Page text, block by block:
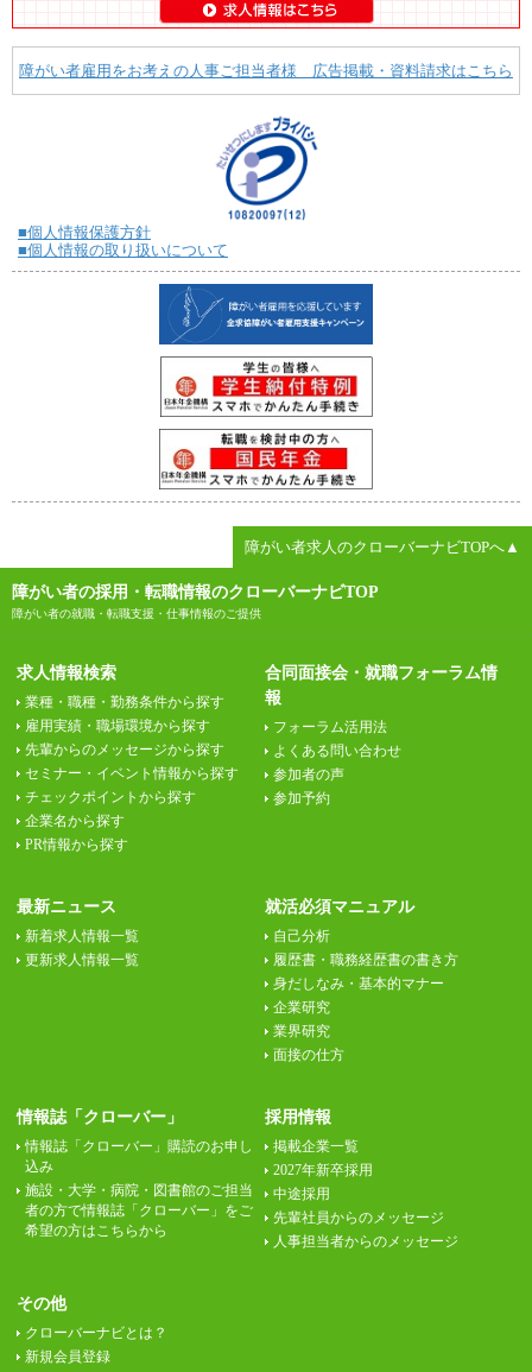
障がい者雇用をお考えの人事ご担当者様 広告掲載・資料請求はこちら
■個人情報保護方針
■個人情報の取り扱いについて
障がい者求人のクローバーナビTOPへ▲
障がい者の採用・転職情報のクローバーナビTOP
障がい者の就職・転職支援・仕事情報のご提供
求人情報検索
業種・職種・勤務条件から探す
雇用実績・職場環境から探す
先輩からのメッセージから探す
セミナー・イベント情報から探す
チェックポイントから探す
企業名から探す
PR情報から探す
合同面接会・就職フォーラム情
報
フォーラム活用法
よくある問い合わせ
参加者の声
参加予約
最新ニュース
新着求人情報一覧
更新求人情報一覧
就活必須マニュアル
自己分析
履歴書・職務経歴書の書き方
身だしなみ・基本的マナー
企業研究
業界研究
面接の仕方
情報誌「クローバー」
情報誌「クローバー」購読のお申し
込み
施設・大学・病院・図書館のご担当
者の方で情報誌「クローバー」をご
希望の方はこちらから
採用情報
掲載企業一覧
2027年新卒採用
中途採用
先輩社員からのメッセージ
人事担当者からのメッセージ
その他
クローバーナビとは？
新規会員登録